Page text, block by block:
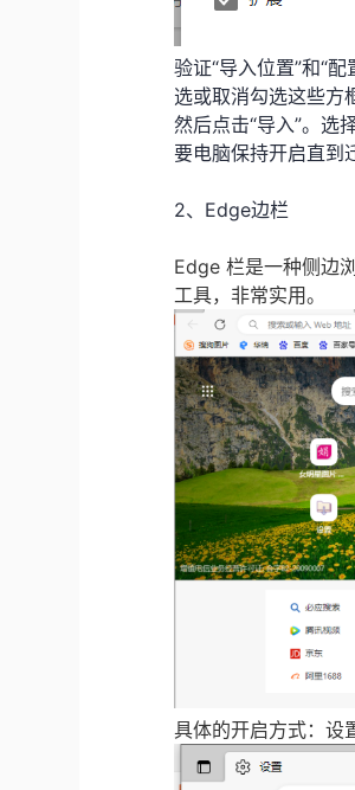
验证“导入位置”和“
选或取消勾选这些方
然后点击“导入”。选
要电脑保持开启直到
2、Edge边栏
Edge 栏是一种侧边
工具，非常实用。
具体的开启方式：设